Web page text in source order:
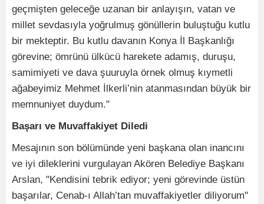
geçmişten geleceğe uzanan bir anlayışın, vatan ve
millet sevdasıyla yoğrulmuş gönüllerin buluştuğu kutlu
bir mekteptir. Bu kutlu davanın Konya İl Başkanlığı
görevine; ömrünü ülkücü harekete adamış, duruşu,
samimiyeti ve dava şuuruyla örnek olmuş kıymetli
ağabeyimiz Mehmet İlkerli’nin atanmasından büyük bir
memnuniyet duydum."
Başarı ve Muvaffakiyet Diledi
Mesajının son bölümünde yeni başkana olan inancını
ve iyi dileklerini vurgulayan Akören Belediye Başkanı
Arslan, "Kendisini tebrik ediyor; yeni görevinde üstün
başarılar, Cenab-ı Allah’tan muvaffakiyetler diliyorum"